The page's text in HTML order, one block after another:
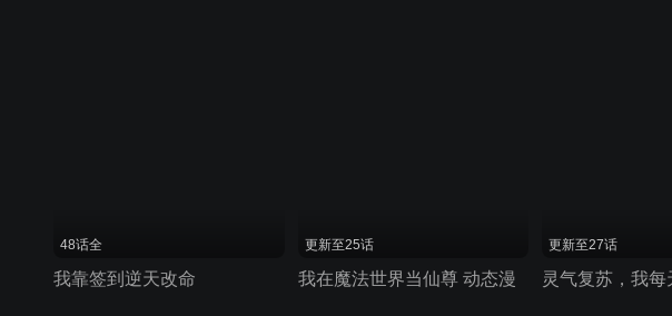
48话全
我靠签到逆天改命
更新至25话
我在魔法世界当仙尊 动态漫
更新至27话